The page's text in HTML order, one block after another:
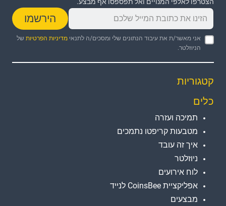
הירשמו
אני מאשר/ת את עיבוד הנתונים שלי ומסכים/ה לתנאימדיניות הפרטיות של
הניוזלטר.
קטגוריות
כלים
תמיכה ועזרה
מטבעות קריפטו נתמכים
איך זה עובד
ניוזלטר
לוח אירועים
אפליקציית CoinsBee לנייד
מבצעים